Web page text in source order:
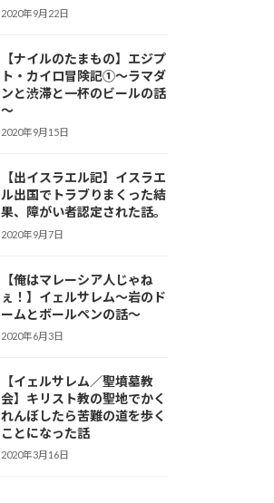
2020年9月22日
【ナイルのたまもの】エジプ
ト・カイロ冒険記①～ラマダ
ンと渋滞と一杯のビールの話
～
2020年9月15日
【出イスラエル記】イスラエ
ル出国でトラブりまくった結
果、障がい者認定された話。
2020年9月7日
【俺はマレーシア人じゃね
ぇ！】イェルサレム〜岩のド
ームとボールペンの話〜
2020年6月3日
【イェルサレム／聖墳墓教
会】キリスト教の聖地でかく
れんぼしたら苦難の道を歩く
ことになった話
2020年3月16日